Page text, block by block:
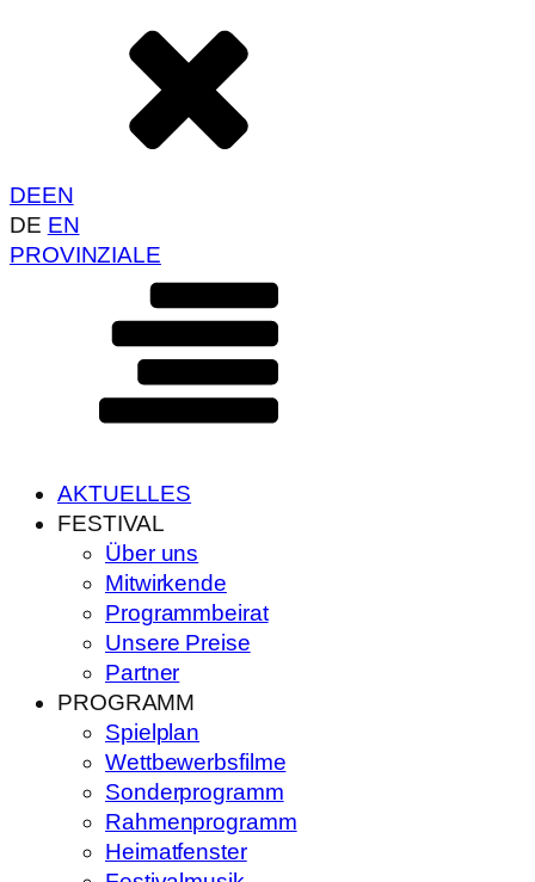
DEEN
DE EN
PROVINZIALE
AKTUELLES
FESTIVAL
Über uns
Mitwirkende
Programmbeirat
Unsere Preise
Partner
PROGRAMM
Spielplan
Wettbewerbsfilme
Sonderprogramm
Rahmenprogramm
Heimatfenster